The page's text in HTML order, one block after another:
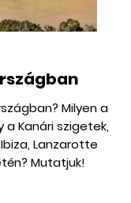
Milyen a
a Kanári szigetek,
Lanzarotte
Mutatjuk!